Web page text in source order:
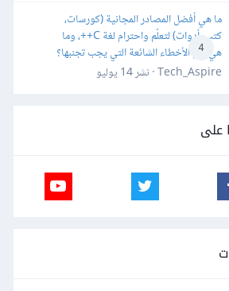
4
ما هي أفضل المصادر المجانية (كورسات،
كتب، أدوات) لتعلّم واحترام لغة C++، وما
هي أهم الأخطاء الشائعة التي يجب تجنبها؟
Tech_Aspire · نشر
14 يوليو
على